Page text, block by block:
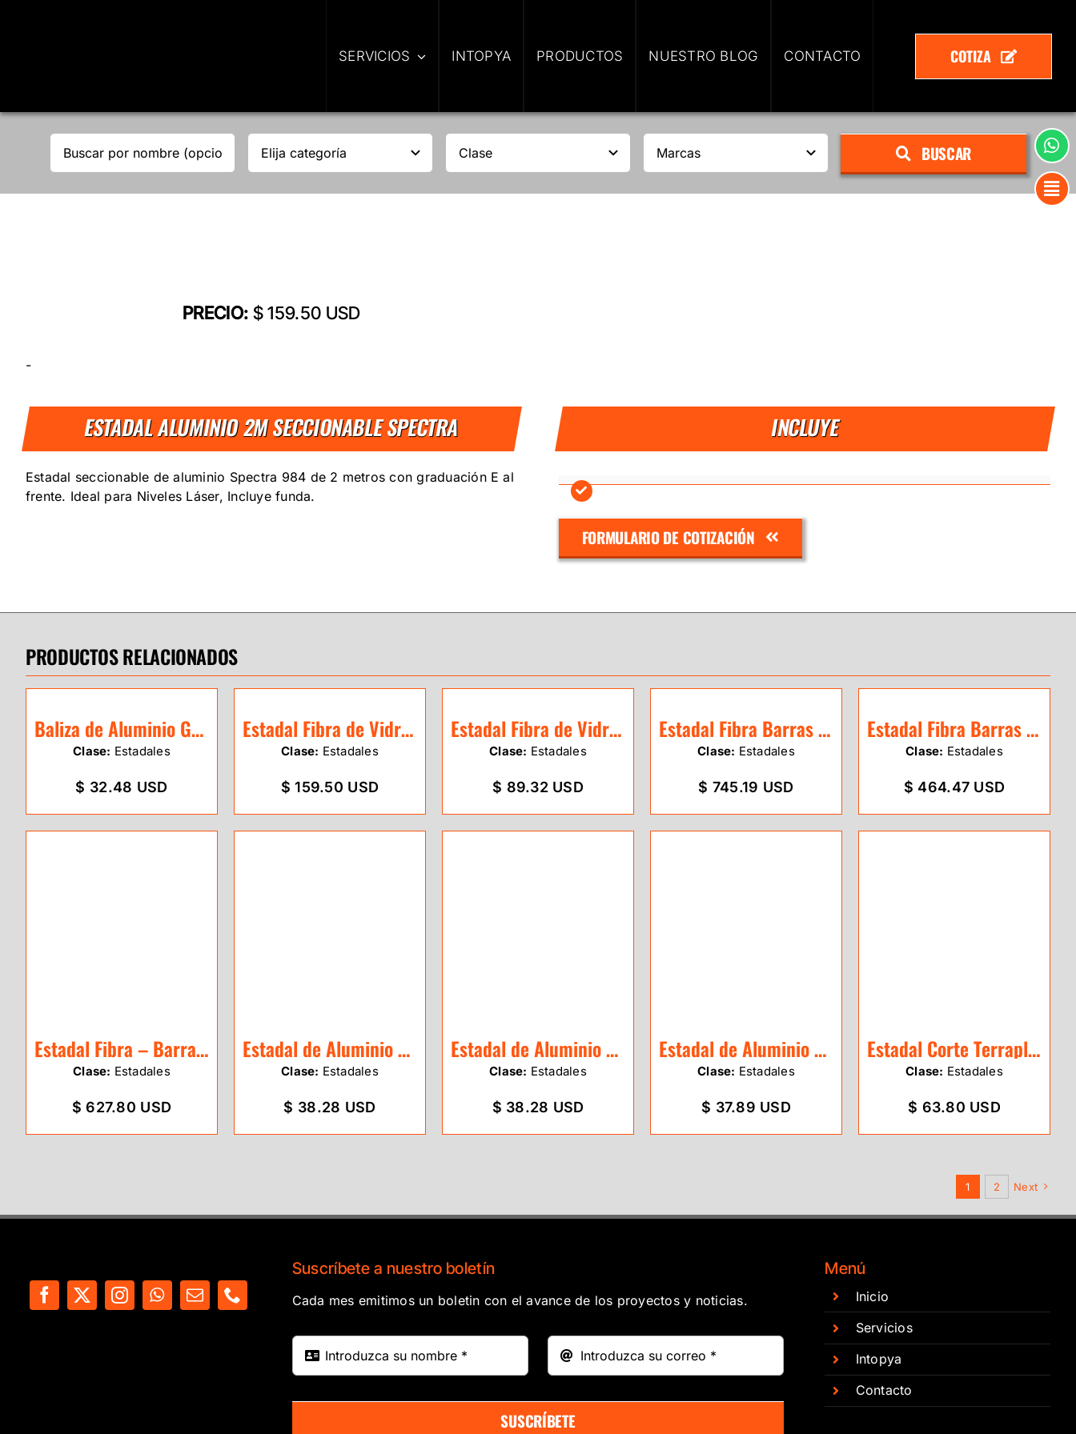
SERVICIOS INTOPYA PRODUCTOS NUESTRO BLOG CONTACTO COTIZA
BUSCAR
PRECIO: $ 159.50 USD
-
ESTADAL ALUMINIO 2M SECCIONABLE SPECTRA INCLUYE
Estadal seccionable de aluminio Spectra 984 de 2 metros con graduación E al
frente. Ideal para Niveles Láser, Incluye funda.
FORMULARIO DE COTIZACIÓN
PRODUCTOS RELACIONADOS
Baliza de Aluminio GeoEco 3.0m
Clase: Estadales
$ 32.48 USD
Estadal Fibra de Vidrio de 7m GeoEco
Clase: Estadales
$ 159.50 USD
Estadal Fibra de Vidrio de 4m GeoEco
Clase: Estadales
$ 89.32 USD
Estadal Fibra Barras de 4m Leica GKLN4M
Clase: Estadales
$ 745.19 USD
Estadal Fibra Barras 3m Leica GSS113
Clase: Estadales
$ 464.47 USD
Estadal Fibra – Barras 4m Leica GTL4M
Clase: Estadales
$ 627.80 USD
Estadal de Aluminio SitePro de 5m
Clase: Estadales
$ 38.28 USD
Estadal de Aluminio SitePro de 5m
Clase: Estadales
$ 38.28 USD
Estadal de Aluminio SitePro de 4m
Clase: Estadales
$ 37.89 USD
Estadal Corte Terraplén de 2.4m GeoEco
Clase: Estadales
$ 63.80 USD
1 2 Next
Suscríbete a nuestro boletín
Cada mes emitimos un boletin con el avance de los proyectos y noticias.
SUSCRÍBETE
Menú
Inicio
Servicios
Intopya
Contacto